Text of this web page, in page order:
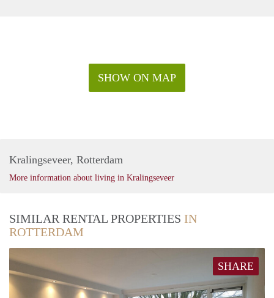
SHOW ON MAP
Kralingseveer, Rotterdam
More information about living in Kralingseveer
SIMILAR RENTAL PROPERTIES IN
ROTTERDAM
SHARE